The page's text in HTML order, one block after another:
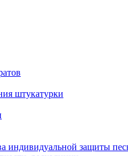
штукатурки
индивидуальной защиты